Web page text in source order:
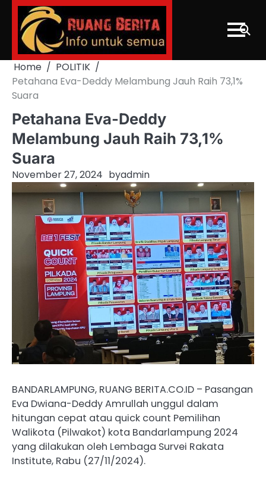
Skip
content
Home
POLITIK
Petahana Eva-Deddy Melambung Jauh Raih 73,1%
Suara
Petahana Eva-Deddy
Melambung Jauh Raih 73,1%
Suara
November 27, 2024 byadmin
BANDARLAMPUNG, RUANG BERITA.CO.ID – Pasangan
Eva Dwiana-Deddy Amrullah unggul dalam
hitungan cepat atau quick count Pemilihan
Walikota (Pilwakot) kota Bandarlampung 2024
yang dilakukan oleh Lembaga Survei Rakata
Institute, Rabu (27/11/2024).